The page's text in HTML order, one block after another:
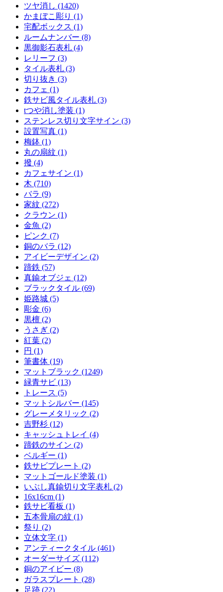
ツヤ消し (1420)
かまぼこ彫り (1)
宅配ボックス (1)
ルームナンバー (8)
黒御影石表札 (4)
レリーフ (3)
タイル表札 (3)
切り抜き (3)
カフェ (1)
鉄サビ風タイル表札 (3)
tつや消し塗装 (1)
ステンレス切り文字サイン (3)
設置写真 (1)
梅鉢 (1)
丸の扇紋 (1)
撥 (4)
カフェサイン (1)
木 (710)
バラ (9)
家紋 (272)
クラウン (1)
金魚 (2)
ピンク (7)
銅のバラ (12)
アイビーデザイン (2)
蹄鉄 (57)
真鍮オブジェ (12)
ブラックタイル (69)
姫路城 (5)
彫金 (6)
黒檀 (2)
うさぎ (2)
紅葉 (2)
円 (1)
筆書体 (19)
マットブラック (1249)
緑青サビ (13)
トレース (5)
マットシルバー (145)
グレーメタリック (2)
吉野杉 (12)
キャッシュトレイ (4)
蹄鉄のサイン (2)
ベルギー (1)
鉄サビプレート (2)
マットゴールド塗装 (1)
いぶし真鍮切り文字表札 (2)
16x16cm (1)
鉄サビ看板 (1)
五本骨扇の紋 (1)
祭り (2)
立体文字 (1)
アンティークタイル (461)
オーダーサイズ (112)
銅のアイビー (8)
ガラスプレート (28)
足跡 (22)